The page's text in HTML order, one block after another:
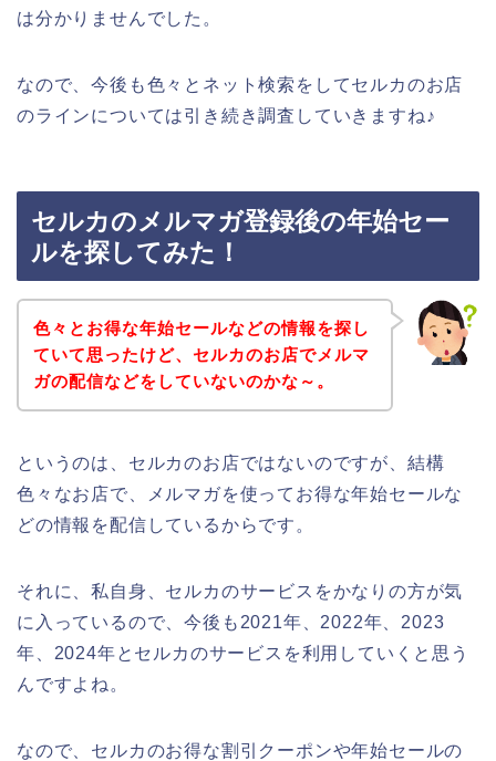
は分かりませんでした。
なので、今後も色々とネット検索をしてセルカのお店
のラインについては引き続き調査していきますね♪
セルカのメルマガ登録後の年始セー
ルを探してみた！
色々とお得な年始セールなどの情報を探し
ていて思ったけど、セルカのお店でメルマ
ガの配信などをしていないのかな～。
というのは、セルカのお店ではないのですが、結構
色々なお店で、メルマガを使ってお得な年始セールな
どの情報を配信しているからです。
それに、私自身、セルカのサービスをかなりの方が気
に入っているので、今後も2021年、2022年、2023
年、2024年とセルカのサービスを利用していくと思う
んですよね。
なので、セルカのお得な割引クーポンや年始セールの